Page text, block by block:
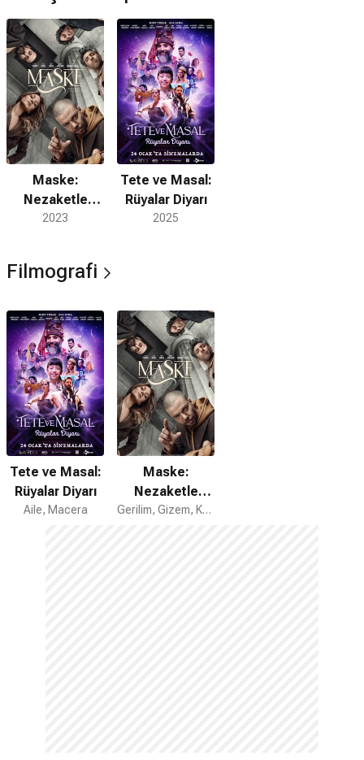
Maske:
Nezaketle
Tebessüm
2023
Tete ve Masal:
Rüyalar Diyarı
2025
Filmografi
Tete ve Masal:
Rüyalar Diyarı
Aile, Macera
Maske:
Nezaketle
Tebessüm Gerilim, Gizem, Komedi